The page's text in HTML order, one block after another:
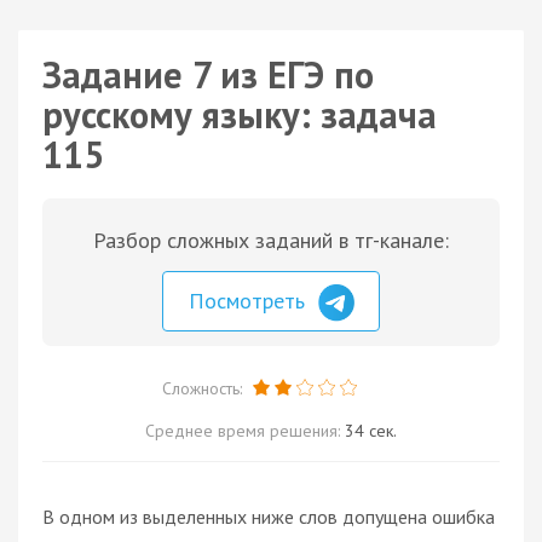
Задание 7 из ЕГЭ по
русскому языку: задача
115
Разбор сложных заданий в тг-канале:
Посмотреть
Сложность:
Среднее время решения: 34 сек.
В одном из выделенных ниже слов допущена ошибка